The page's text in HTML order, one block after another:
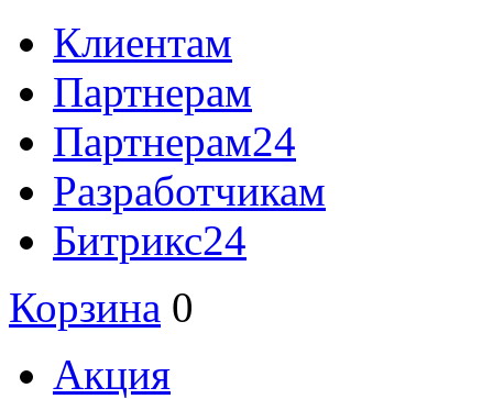
Клиентам
Партнерам
Партнерам24
Разработчикам
Битрикс24
Корзина 0
Акция